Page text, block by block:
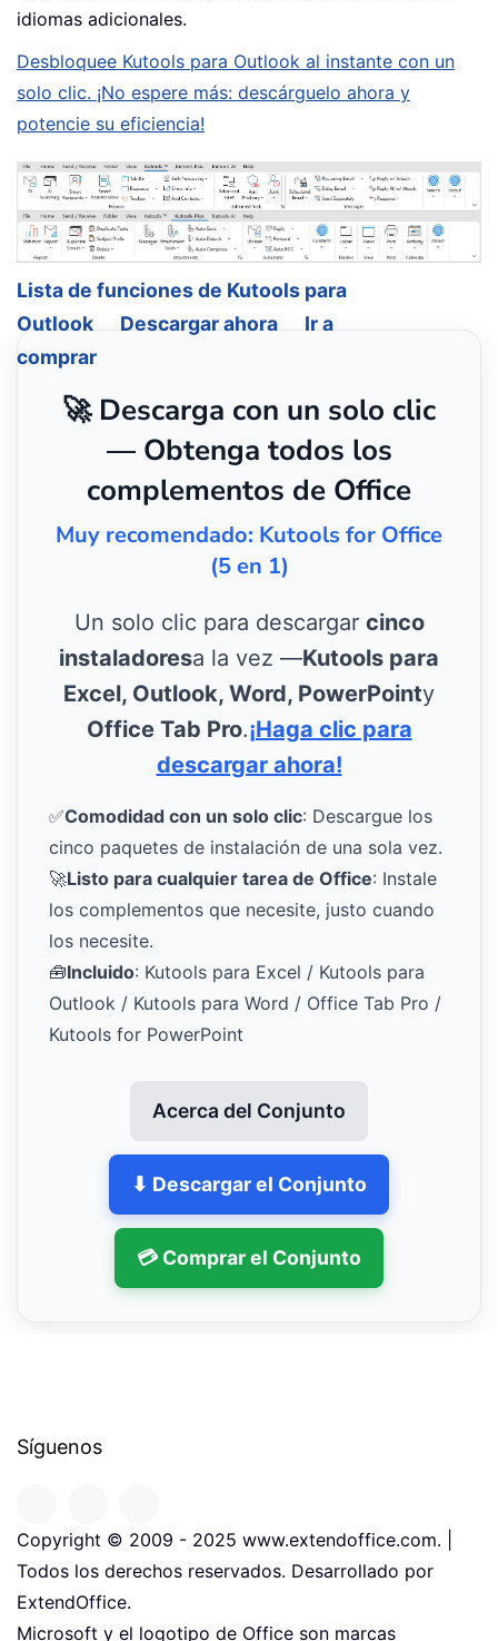
idiomas adicionales.
Desbloquee Kutools para Outlook al instante con un
solo clic. ¡No espere más: descárguelo ahora y
potencie su eficiencia!
Lista de funciones de Kutools para
Outlook
Descargar ahora
Ir a
comprar
🚀 Descarga con un solo clic
— Obtenga todos los
complementos de Office
Muy recomendado: Kutools for Office
(5 en 1)
Un solo clic para descargar cinco
instaladoresa la vez —Kutools para
Excel, Outlook, Word, PowerPointy
Office Tab Pro.¡Haga clic para
descargar ahora!
✅Comodidad con un solo clic: Descargue los
cinco paquetes de instalación de una sola vez.
🚀Listo para cualquier tarea de Office: Instale
los complementos que necesite, justo cuando
los necesite.
🧰Incluido: Kutools para Excel / Kutools para
Outlook / Kutools para Word / Office Tab Pro /
Kutools for PowerPoint
Acerca del Conjunto
⬇ Descargar el Conjunto
💳 Comprar el Conjunto
Síguenos
Copyright © 2009 - 2025 www.extendoffice.com. |
Todos los derechos reservados. Desarrollado por
ExtendOffice.
Microsoft y el logotipo de Office son marcas